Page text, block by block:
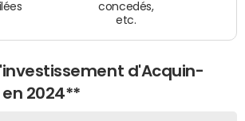
concedés,
etc.
d'Acquin-
2024**